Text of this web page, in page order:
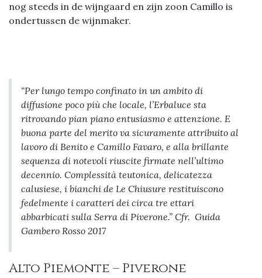
nog steeds in de wijngaard en zijn zoon Camillo is
ondertussen de wijnmaker.
“Per lungo tempo confinato in un ambito di
diffusione poco più che locale, l’Erbaluce sta
ritrovando pian piano entusiasmo e attenzione. E
buona parte del merito va sicuramente attribuito al
lavoro di Benito e Camillo Favaro, e alla brillante
sequenza di notevoli riuscite firmate nell’ultimo
decennio. Complessità teutonica, delicatezza
calusiese, i bianchi de Le Chiusure restituiscono
fedelmente i caratteri dei circa tre ettari
abbarbicati sulla Serra di Piverone.” Cfr. Guida
Gambero Rosso 2017
Alto Piemonte – Piverone